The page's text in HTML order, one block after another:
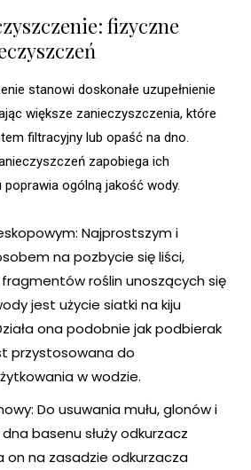
fizyczne
stanowi doskonałe uzupełnienie
większe zanieczyszczenia, które
filtracyjny lub opaść na dno.
zapobiega ich
ogólną jakość wody.
Najprostszym i
na pozbycie się liści,
roślin unoszących się
jest użycie siatki na kiju
ona podobnie jak podbierak
przystosowana do
w wodzie.
Do usuwania mułu, glonów i
basenu służy odkurzacz
on na zasadzie odkurzacza